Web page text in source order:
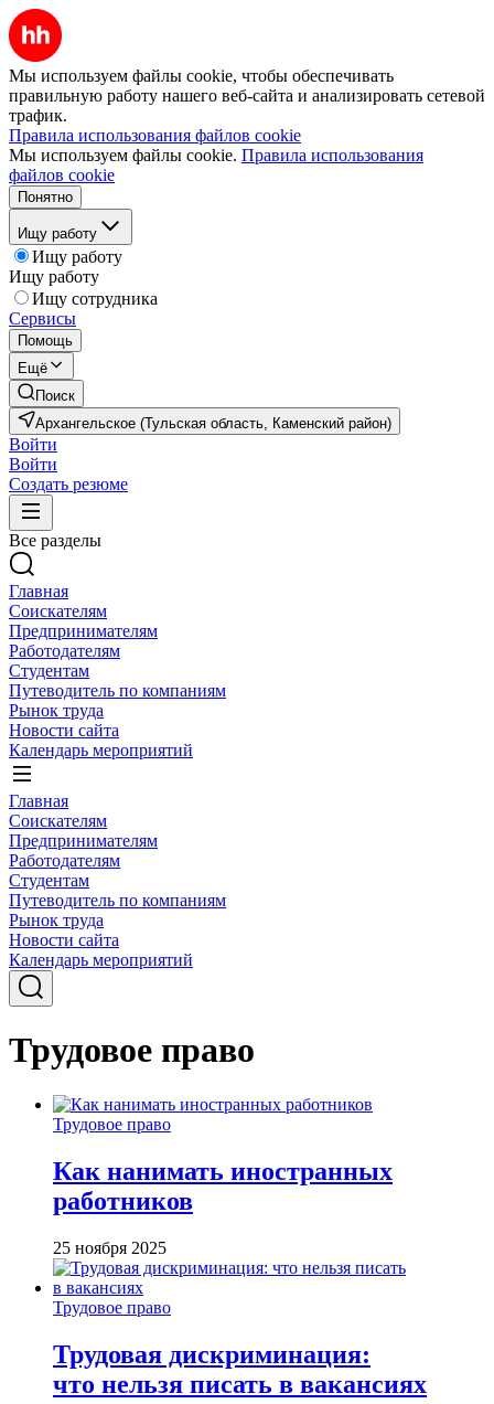
Мы используем файлы cookie, чтобы обеспечивать
правильную работу нашего веб-сайта и анализировать сетевой
трафик.
Правила использования файлов cookie
Мы используем файлы cookie. Правила использования
файлов cookie
Понятно
Ищу работу
Ищу работу
Ищу работу
Ищу сотрудника
Сервисы
Помощь
Ещё
Поиск
Архангельское (Тульская область, Каменский район)
Войти
Войти
Создать резюме
Все разделы
Главная
Соискателям
Предпринимателям
Работодателям
Студентам
Путеводитель по компаниям
Рынок труда
Новости сайта
Календарь мероприятий
Главная
Соискателям
Предпринимателям
Работодателям
Студентам
Путеводитель по компаниям
Рынок труда
Новости сайта
Календарь мероприятий
Трудовое право
Трудовое право
Как нанимать иностранных
работников
25 ноября 2025
Трудовое право
Трудовая дискриминация:
что нельзя писать в вакансиях